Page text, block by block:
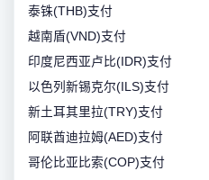
泰铢(THB)支付
越南盾(VND)支付
印度尼西亚卢比(IDR)支付
以色列新锡克尔(ILS)支付
新土耳其里拉(TRY)支付
阿联酋迪拉姆(AED)支付
哥伦比亚比索(COP)支付